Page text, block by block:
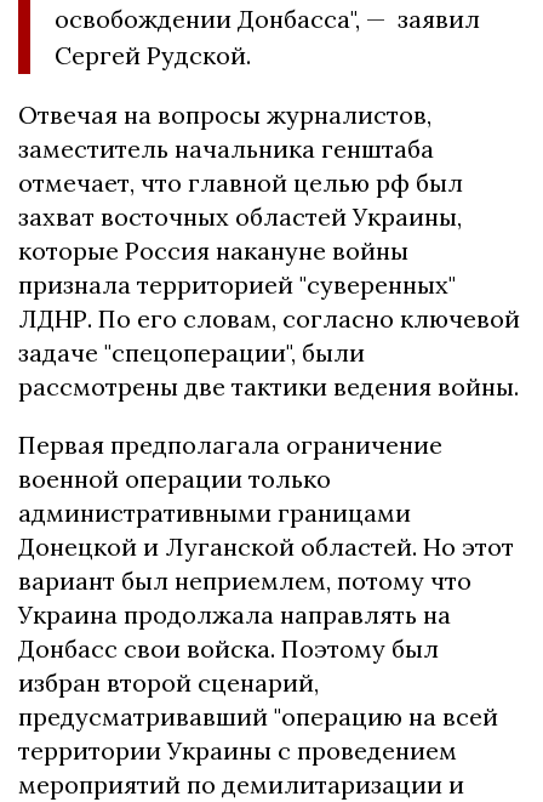
освобождении Донбасса", — заявил
Сергей Рудской.
Отвечая на вопросы журналистов,
заместитель начальника генштаба
отмечает, что главной целью рф был
захват восточных областей Украины,
которые Россия накануне войны
признала территорией "суверенных"
ЛДНР. По его словам, согласно ключевой
задаче "спецоперации", были
рассмотрены две тактики ведения войны.
Первая предполагала ограничение
военной операции только
административными границами
Донецкой и Луганской областей. Но этот
вариант был неприемлем, потому что
Украина продолжала направлять на
Донбасс свои войска. Поэтому был
избран второй сценарий,
предусматривавший "операцию на всей
территории Украины с проведением
мероприятий по демилитаризации и